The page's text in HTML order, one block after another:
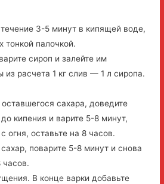
3-5 минут в кипящей воде,
тонкой палочкой.
сироп и залейте им
из расчета 1 кг слив — 1 л сиропа.
сахара, доведите
кипения и варите 5-8 минут,
огня, оставьте на 8 часов.
поварите 5-8 минут и снова
часов.
В конце варки добавьте